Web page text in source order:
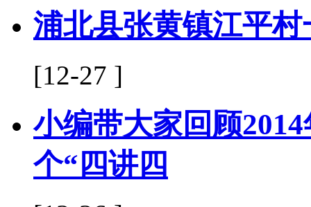
浦北县张黄镇江平
[12-27 ]
小编带大家回顾
个“四讲四